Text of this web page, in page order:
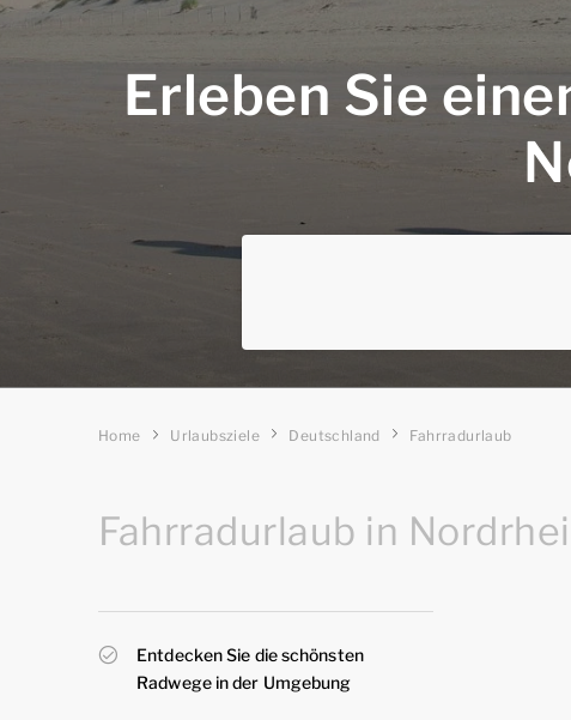
Erleben Sie
Home Urlaubsziele Deutschland Fahrradurlaub
Fahrradurlaub in
Entdecken Sie die schönsten
Radwege in der Umgebung